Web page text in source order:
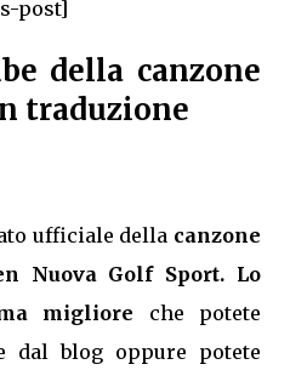
post]
della canzone
traduzione
ufficiale della canzone
Nuova Golf Sport. Lo
migliore che potete
dal blog oppure potete